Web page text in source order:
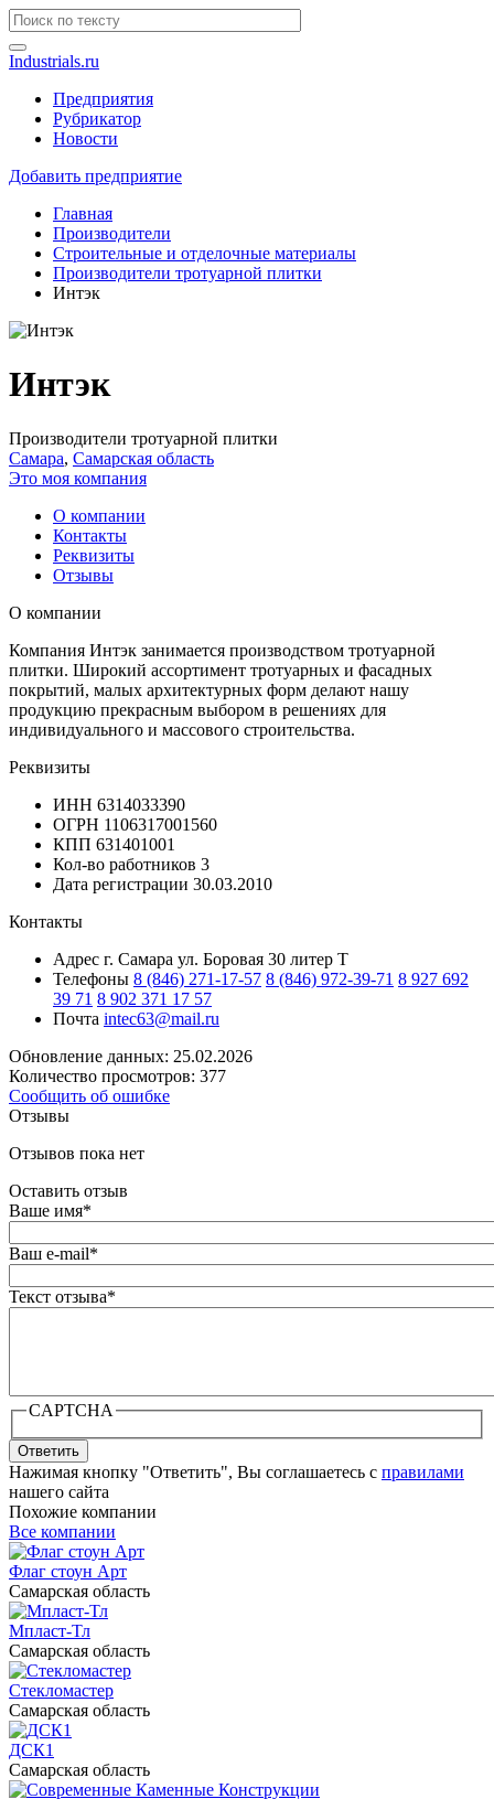
Industrials.ru
Предприятия
Рубрикатор
Новости
Добавить предприятие
Главная
Производители
Строительные и отделочные материалы
Производители тротуарной плитки
Интэк
Интэк
Производители тротуарной плитки
Самара, Самарская область
Это моя компания
О компании
Контакты
Реквизиты
Отзывы
О компании
Компания Интэк занимается производством тротуарной
плитки. Широкий ассортимент тротуарных и фасадных
покрытий, малых архитектурных форм делают нашу
продукцию прекрасным выбором в решениях для
индивидуального и массового строительства.
Реквизиты
ИНН 6314033390
ОГРН 1106317001560
КПП 631401001
Кол-во работников 3
Дата регистрации 30.03.2010
Контакты
Адрес г. Самара ул. Боровая 30 литер Т
Телефоны 8 (846) 271-17-57 8 (846) 972-39-71 8 927 692
39 71 8 902 371 17 57
Почта intec63@mail.ru
Обновление данных: 25.02.2026
Количество просмотров: 377
Сообщить об ошибке
Отзывы
Отзывов пока нет
Оставить отзыв
Ваше имя*
Ваш e-mail*
Текст отзыва*
CAPTCHA
Ответить
Нажимая кнопку "Ответить", Вы соглашаетесь с правилами
нашего сайта
Похожие компании
Все компании
Флаг стоун Арт
Самарская область
Мпласт-Тл
Самарская область
Стекломастер
Самарская область
ДСК1
Самарская область